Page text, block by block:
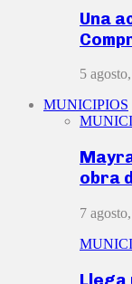
Una
5
MUNICIPIOS
obra
7
Llega